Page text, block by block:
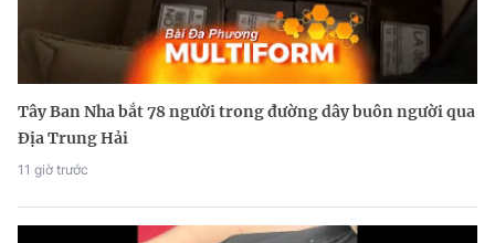
Tây Ban Nha bắt 78 người trong đường dây buôn người qua
Địa Trung Hải
11 giờ trước